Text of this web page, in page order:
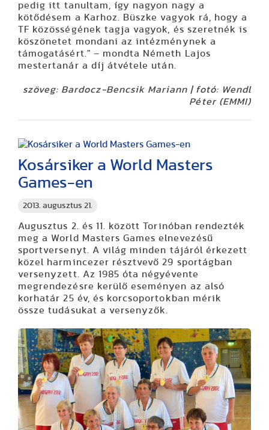
pedig itt tanultam, így nagyon nagy a
kötődésem a Karhoz. Büszke vagyok rá, hogy a
TF közösségének tagja vagyok, és szeretnék is
köszönetet mondani az intézménynek a
támogatásért." – mondta Németh Lajos
mestertanár a díj átvétele után.
szöveg: Bardocz-Bencsik Mariann | fotó: Wendl
Péter (EMMI)
2013. augusztus 21.
Kosársiker a World Masters
Games-en
Augusztus 2. és 11. között Torinóban rendezték
meg a World Masters Games elnevezésű
sportversenyt. A világ minden tájáról érkezett
közel harmincezer résztvevő 29 sportágban
versenyzett. Az 1985 óta négyévente
megrendezésre kerülő eseményen az alsó
korhatár 25 év, és korcsoportokban mérik
össze tudásukat a versenyzők.